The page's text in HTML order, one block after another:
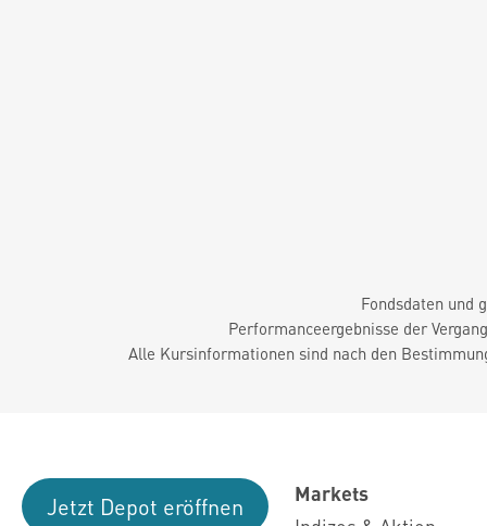
Fondsdaten und
Performanceergebnisse der
Alle Kursinformationen sind nach den
Jetzt Depot eröffnen
Markets